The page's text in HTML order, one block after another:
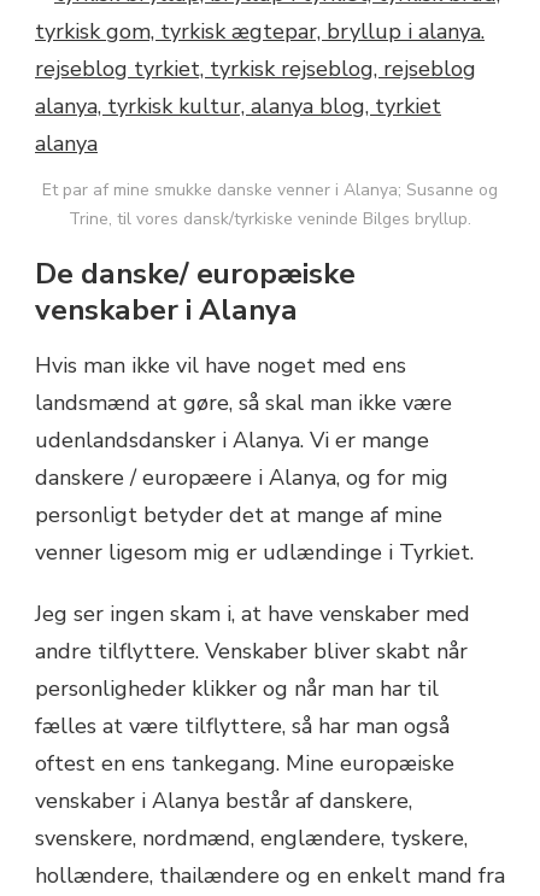
Et par af mine smukke danske venner i Alanya; Susanne og
Trine, til vores dansk/tyrkiske veninde Bilges bryllup.
De danske/ europæiske
venskaber i Alanya
Hvis man ikke vil have noget med ens
landsmænd at gøre, så skal man ikke være
udenlandsdansker i Alanya. Vi er mange
danskere / europæere i Alanya, og for mig
personligt betyder det at mange af mine
venner ligesom mig er udlændinge i Tyrkiet.
Jeg ser ingen skam i, at have venskaber med
andre tilflyttere. Venskaber bliver skabt når
personligheder klikker og når man har til
fælles at være tilflyttere, så har man også
oftest en ens tankegang. Mine europæiske
venskaber i Alanya består af danskere,
svenskere, nordmænd, englændere, tyskere,
hollændere, thailændere og en enkelt mand fra